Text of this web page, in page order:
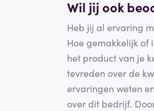
Wil jij ook
Heb jij al ervaring
Hoe gemakkelijk of
het product van je
tevreden over de
ervaringen weten
over dit bedrijf.